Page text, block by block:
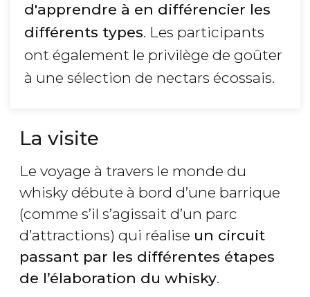
d'apprendre à en différencier les
différents types. Les participants
ont également le privilège de goûter
à une sélection de nectars écossais.
La visite
Le voyage à travers le monde du
whisky débute à bord d’une barrique
(comme s’il s’agissait d’un parc
d’attractions) qui réalise un circuit
passant par les différentes étapes
de l’élaboration du whisky.